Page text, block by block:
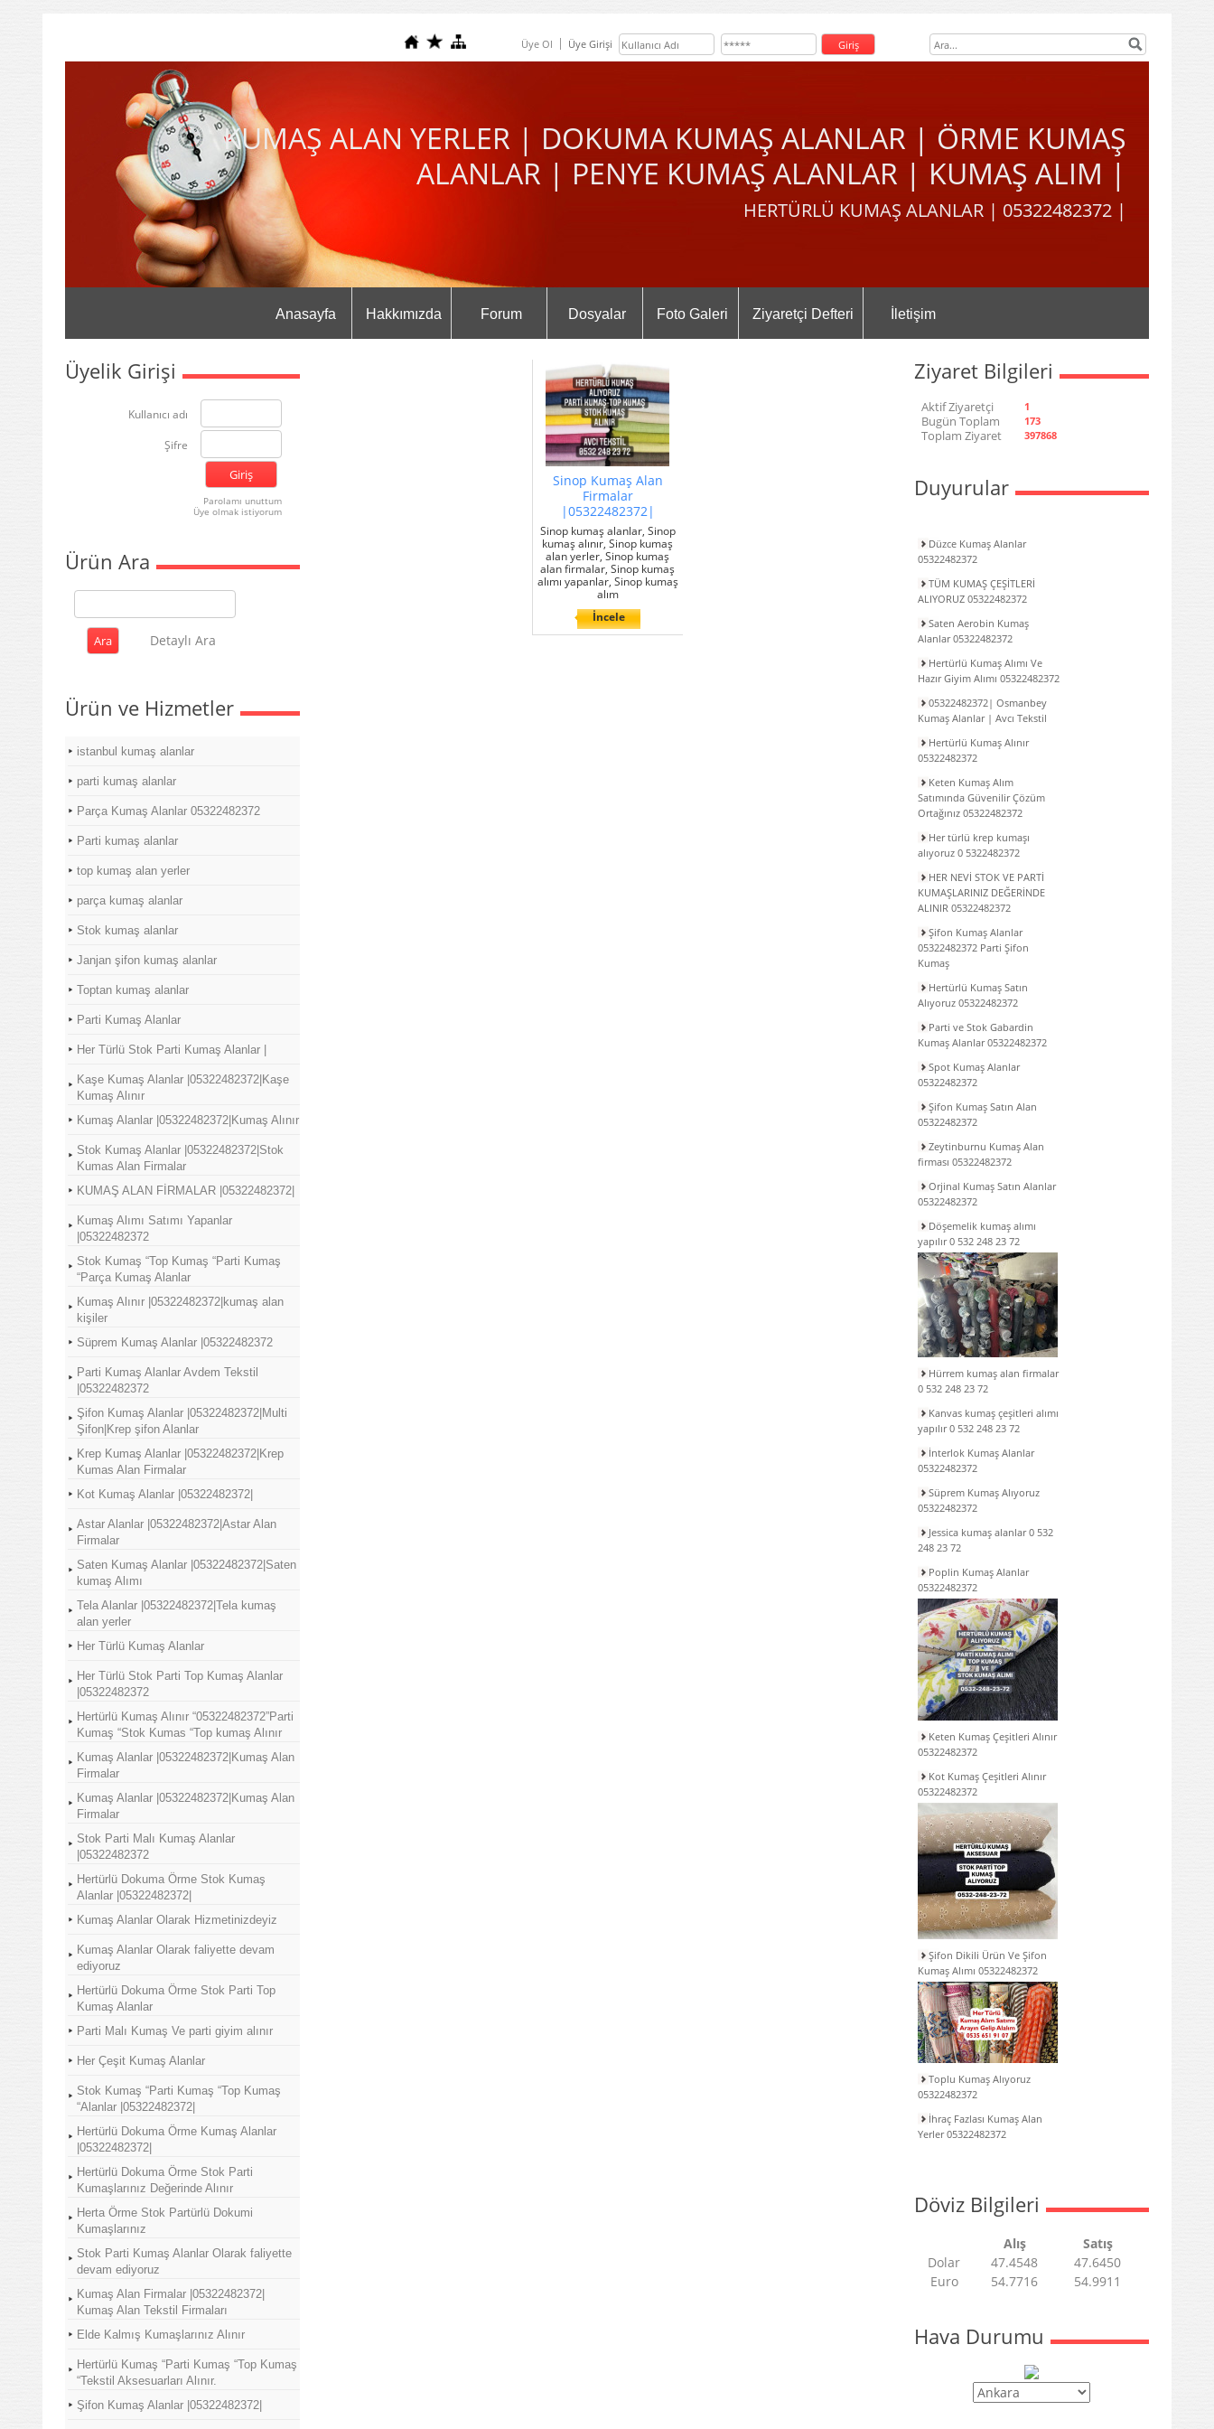
Üye Ol Üye Girişi
KUMAŞ ALAN YERLER | DOKUMA KUMAŞ ALANLAR | ÖRME KUMAŞ
ALANLAR | PENYE KUMAŞ ALANLAR | KUMAŞ ALIM |
HERTÜRLÜ KUMAŞ ALANLAR | 05322482372 |
Anasayfa Hakkımızda Forum Dosyalar Foto Galeri Ziyaretçi Defteri İletişim
Üyelik Girişi
Kullanıcı adı
Şifre
Parolamı unuttum
Üye olmak istiyorum
Ürün Ara
Detaylı Ara
Ürün ve Hizmetler
istanbul kumaş alanlar
parti kumaş alanlar
Parça Kumaş Alanlar 05322482372
Parti kumaş alanlar
top kumaş alan yerler
parça kumaş alanlar
Stok kumaş alanlar
Janjan şifon kumaş alanlar
Toptan kumaş alanlar
Parti Kumaş Alanlar
Her Türlü Stok Parti Kumaş Alanlar |
Kaşe Kumaş Alanlar |05322482372|Kaşe
Kumaş Alınır
Kumaş Alanlar |05322482372|Kumaş Alınır
Stok Kumaş Alanlar |05322482372|Stok
Kumas Alan Firmalar
KUMAŞ ALAN FİRMALAR |05322482372|
Kumaş Alımı Satımı Yapanlar
|05322482372
Stok Kumaş “Top Kumaş “Parti Kumaş
“Parça Kumaş Alanlar
Kumaş Alınır |05322482372|kumaş alan
kişiler
Süprem Kumaş Alanlar |05322482372
Parti Kumaş Alanlar Avdem Tekstil
|05322482372
Şifon Kumaş Alanlar |05322482372|Multi
Şifon|Krep şifon Alanlar
Krep Kumaş Alanlar |05322482372|Krep
Kumas Alan Firmalar
Kot Kumaş Alanlar |05322482372|
Astar Alanlar |05322482372|Astar Alan
Firmalar
Saten Kumaş Alanlar |05322482372|Saten
kumaş Alımı
Tela Alanlar |05322482372|Tela kumaş
alan yerler
Her Türlü Kumaş Alanlar
Her Türlü Stok Parti Top Kumaş Alanlar
|05322482372
Hertürlü Kumaş Alınır “05322482372”Parti
Kumaş “Stok Kumas “Top kumaş Alınır
Kumaş Alanlar |05322482372|Kumaş Alan
Firmalar
Kumaş Alanlar |05322482372|Kumaş Alan
Firmalar
Stok Parti Malı Kumaş Alanlar
|05322482372
Hertürlü Dokuma Örme Stok Kumaş
Alanlar |05322482372|
Kumaş Alanlar Olarak Hizmetinizdeyiz
Kumaş Alanlar Olarak faliyette devam
ediyoruz
Hertürlü Dokuma Örme Stok Parti Top
Kumaş Alanlar
Parti Malı Kumaş Ve parti giyim alınır
Her Çeşit Kumaş Alanlar
Stok Kumaş “Parti Kumaş “Top Kumaş
“Alanlar |05322482372|
Hertürlü Dokuma Örme Kumaş Alanlar
|05322482372|
Hertürlü Dokuma Örme Stok Parti
Kumaşlarınız Değerinde Alınır
Herta Örme Stok Partürlü Dokumi
Kumaşlarınız
Stok Parti Kumaş Alanlar Olarak faliyette
devam ediyoruz
Kumaş Alan Firmalar |05322482372|
Kumaş Alan Tekstil Firmaları
Elde Kalmış Kumaşlarınız Alınır
Hertürlü Kumaş “Parti Kumaş “Top Kumaş
“Tekstil Aksesuarları Alınır.
Şifon Kumaş Alanlar |05322482372|
Sinop Kumaş Alan
Firmalar
|05322482372|
Sinop kumaş alanlar, Sinop
kumaş alınır, Sinop kumaş
alan yerler, Sinop kumaş
alan firmalar, Sinop kumaş
alımı yapanlar, Sinop kumaş
alım
İncele
Ziyaret Bilgileri
Aktif Ziyaretçi 1
Bugün Toplam 173
Toplam Ziyaret 397868
Duyurular
Düzce Kumaş Alanlar
05322482372
TÜM KUMAŞ ÇEŞİTLERİ
ALIYORUZ 05322482372
Saten Aerobin Kumaş
Alanlar 05322482372
Hertürlü Kumaş Alımı Ve
Hazır Giyim Alımı 05322482372
05322482372| Osmanbey
Kumaş Alanlar | Avcı Tekstil
Hertürlü Kumaş Alınır
05322482372
Keten Kumaş Alım
Satımında Güvenilir Çözüm
Ortağınız 05322482372
Her türlü krep kumaşı
alıyoruz 0 5322482372
HER NEVİ STOK VE PARTİ
KUMAŞLARINIZ DEĞERİNDE
ALINIR 05322482372
Şifon Kumaş Alanlar
05322482372 Parti Şifon
Kumaş
Hertürlü Kumaş Satın
Alıyoruz 05322482372
Parti ve Stok Gabardin
Kumaş Alanlar 05322482372
Spot Kumaş Alanlar
05322482372
Şifon Kumaş Satın Alan
05322482372
Zeytinburnu Kumaş Alan
firması 05322482372
Orjinal Kumaş Satın Alanlar
05322482372
Döşemelik kumaş alımı
yapılır 0 532 248 23 72
Hürrem kumaş alan firmalar
0 532 248 23 72
Kanvas kumaş çeşitleri alımı
yapılır 0 532 248 23 72
İnterlok Kumaş Alanlar
05322482372
Süprem Kumaş Alıyoruz
05322482372
Jessica kumaş alanlar 0 532
248 23 72
Poplin Kumaş Alanlar
05322482372
Keten Kumaş Çeşitleri Alınır
05322482372
Kot Kumaş Çeşitleri Alınır
05322482372
Şifon Dikili Ürün Ve Şifon
Kumaş Alımı 05322482372
Toplu Kumaş Alıyoruz
05322482372
İhraç Fazlası Kumaş Alan
Yerler 05322482372
Döviz Bilgileri
Alış
Satış
Dolar
47.4548
47.6450
Euro
54.7716 54.9911
Hava Durumu